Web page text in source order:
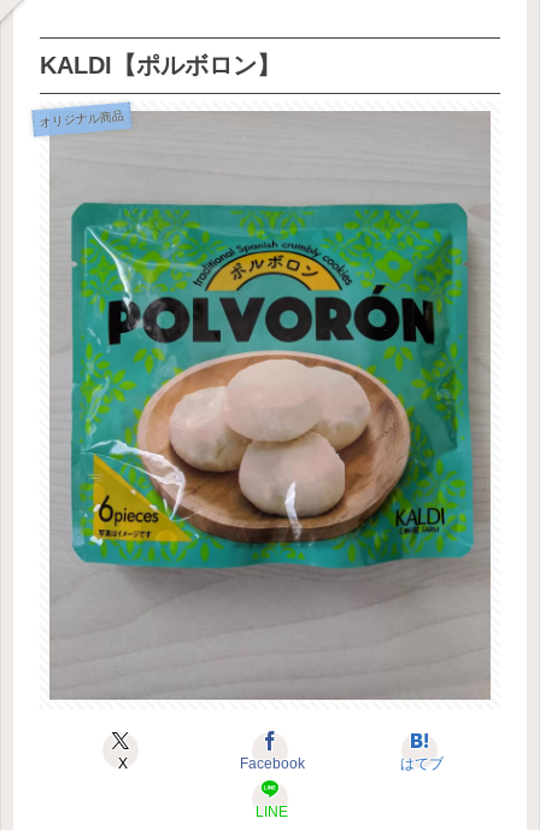
KALDI【ポルボロン】
オリジナル商品
X Facebook はてブ
LINE